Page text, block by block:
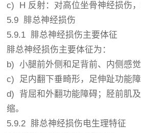
c) H 反射：对高位坐骨神经损伤，
5.9 腓总神经损伤
5.9.1 腓总神经损伤主要体征
腓总神经损伤主要体征为：
b) 小腿前外侧和足背前、内侧感觉
c) 足内翻下垂畸形，足伸趾功能障
d) 背屈和外翻功能障碍；胫前肌
缩。
5.9.2 腓总神经损伤电生理特征